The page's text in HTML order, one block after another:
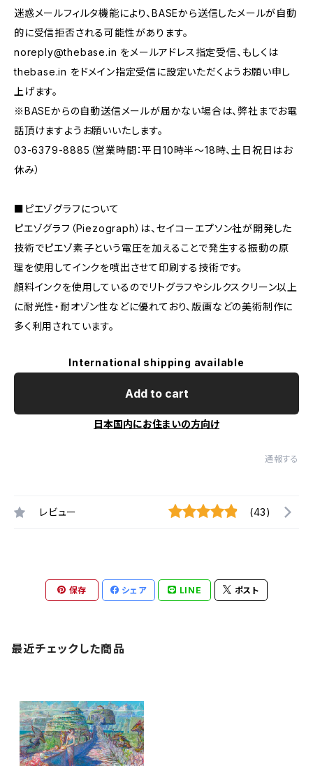
迷惑メールフィルタ機能により、BASEから送信したメールが自動
的に受信拒否される可能性があります。
noreply@thebase.in をメールアドレス指定受信、もしくは
thebase.in をドメイン指定受信に設定いただくようお願い申し
上げます。
※BASEからの自動送信メールが届かない場合は、弊社までお電
話頂けますようお願いいたします。
03-6379-8885（営業時間：平日10時半〜18時、土日祝日はお
休み）
■ピエゾグラフについて
ピエゾグラフ（Piezograph）は、セイコーエプソン社が開発した
技術でピエゾ素子という電圧を加えることで発生する振動の原
理を使用してインクを噴出させて印刷する技術です。
顔料インクを使用しているのでリトグラフやシルクスクリーン以上
に耐光性・耐オゾン性などに優れており、版画などの美術制作に
多く利用されています。
International shipping available
Add to cart
日本国内にお住まいの方向け
通報する
レビュー (43)
保存 シェア LINE ポスト
最近チェックした商品